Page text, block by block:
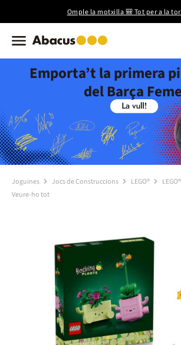
Omple la motxilla 🎒 Tot per a la
Emporta’t la primera
del Barça
Joguines Jocs de Construccions LEGO®
Veure-ho tot